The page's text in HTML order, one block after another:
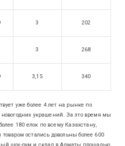
3 202
3 268
3,15 340
уже более 4 лет на рынке по
украшений. За это время мы
180 елок по всему Казахстану,
остались довольны более 600